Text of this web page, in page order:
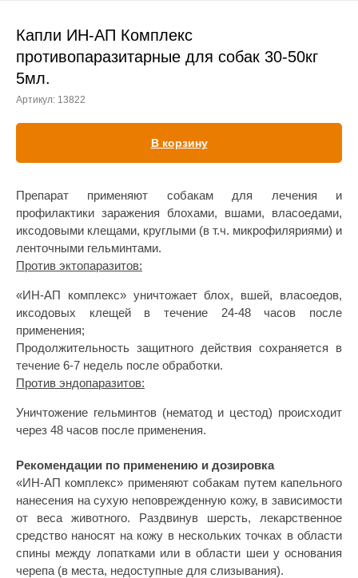
Лечение кроликов
Вакцинация хорьков
Капли ИН-АП Комплекс
противопаразитарные для собак 30-50кг
5мл.
Артикул: 13822
В корзину
Препарат применяют собакам для лечения и
профилактики заражения блохами, вшами, власоедами,
иксодовыми клещами, круглыми (в т.ч. микрофиляриями) и
ленточными гельминтами.
Против эктопаразитов:
«ИН-АП комплекс» уничтожает блох, вшей, власоедов,
иксодовых клещей в течение 24-48 часов после
применения;
Продолжительность защитного действия сохраняется в
течение 6-7 недель после обработки.
Против эндопаразитов:
Уничтожение гельминтов (нематод и цестод) происходит
через 48 часов после применения.
Рекомендации по применению и дозировка
«ИН-АП комплекс» применяют собакам путем капельного
нанесения на сухую неповрежденную кожу, в зависимости
от веса животного. Раздвинув шерсть, лекарственное
средство наносят на кожу в нескольких точках в области
спины между лопатками или в области шеи у основания
черепа (в места, недоступные для слизывания).